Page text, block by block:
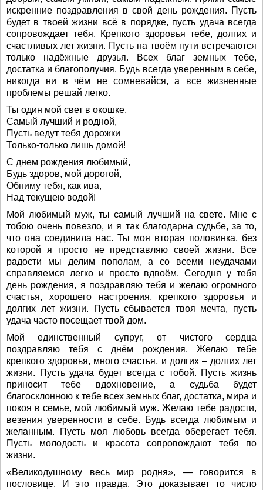
искренние поздравления в свой день рождения. Пусть
будет в твоей жизни всё в порядке, пусть удача всегда
сопровождает тебя. Крепкого здоровья тебе, долгих и
счастливых лет жизни. Пусть на твоём пути встречаются
только надёжные друзья. Всех благ земных тебе,
достатка и благополучия. Будь всегда уверенным в себе,
никогда ни в чём не сомневайся, а все жизненные
проблемы решай легко.
Ты один мой свет в окошке,
Самый лучший и родной,
Пусть ведут тебя дорожки
Только-только лишь домой!
С днем рождения любимый,
Будь здоров, мой дорогой,
Обниму тебя, как ива,
Над текущею водой!
Мой любимый муж, ты самый лучший на свете. Мне с
тобою очень повезло, и я так благодарна судьбе, за то,
что она соединила нас. Ты моя вторая половинка, без
которой я просто не представляю своей жизни. Все
радости мы делим пополам, а со всеми неудачами
справляемся легко и просто вдвоём. Сегодня у тебя
день рождения, я поздравляю тебя и желаю огромного
счастья, хорошего настроения, крепкого здоровья и
долгих лет жизни. Пусть сбывается твоя мечта, пусть
удача часто посещает твой дом.
Мой единственный супруг, от чистого сердца
поздравляю тебя с днём рождения. Желаю тебе
крепкого здоровья, много счастья, и долгих – долгих лет
жизни. Пусть удача будет всегда с тобой. Пусть жизнь
приносит тебе вдохновение, а судьба будет
благосклонною к тебе всех земных благ, достатка, мира и
покоя в семье, мой любимый муж. Желаю тебе радости,
везения уверенности в себе. Будь всегда любимым и
желанным. Пусть моя любовь всегда оберегает тебя.
Пусть молодость и красота сопровождают тебя по
жизни.
«Великодушному весь мир родня», — говорится в
пословице. И это правда. Это доказывает то число